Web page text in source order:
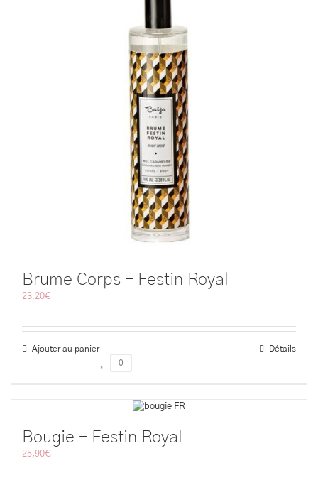
Brume Corps – Festin Royal
23,20€
Ajouter au panier
Détails
0
Bougie – Festin Royal
25,90€